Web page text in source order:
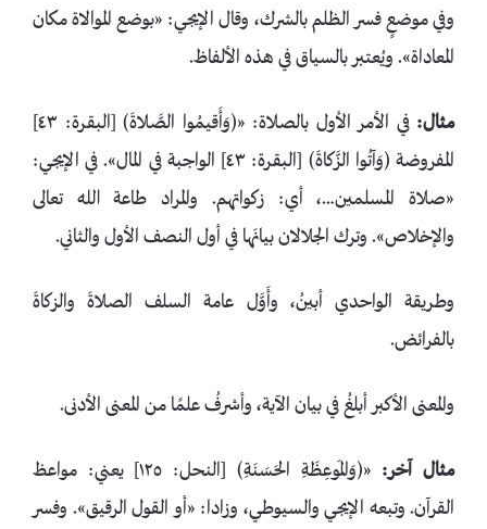
وفي موضعٍ فسر الظلم بالشرك، وقال الإيجي: «بوضع الموالاة مكان
المعاداة». ويُعتبر بالسياق في هذه الألفاظ.
مثال:
في الأمر الأول بالصلاة: «﴿وَأَقيمُوا الصَّلاةَ﴾ [البقرة: ٤٣]
المفروضة ﴿وَآتُوا الزَّكاةَ﴾ [البقرة: ٤٣] الواجبة في المال». في الإيجي:
«‌صلاة المسلمين…، أي: زكواتهم. والمراد طاعة الله تعالى
والإخلاص». وترك الجلالان بيانَها في أول النصف الأول والثاني.
وطريقة الواحدي أبينُ، وأَوَّل عامة السلف الصلاةَ والزكاةَ
بالفرائض.
والمعنى الأكبر أبلغُ في بيان الآية، وأشرفُ علمًا من المعنى الأدنى.
مثال آخر:
«﴿وَالمَوعِظَةِ الحَسَنَةِ﴾ [النحل: ١٢٥] يعني: مواعظ
القرآن. وتبعه الإيجي والسيوطي، وزادا: «أو القول الرقيق». وفسر